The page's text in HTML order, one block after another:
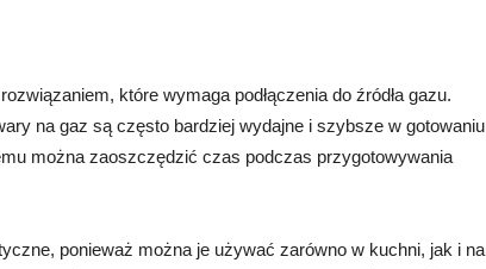
które wymaga podłączenia do źródła gazu.
na gaz są często bardziej wydajne i szybsze w gotowaniu
można zaoszczędzić czas podczas przygotowywania
ponieważ można je używać zarówno w kuchni, jak i na